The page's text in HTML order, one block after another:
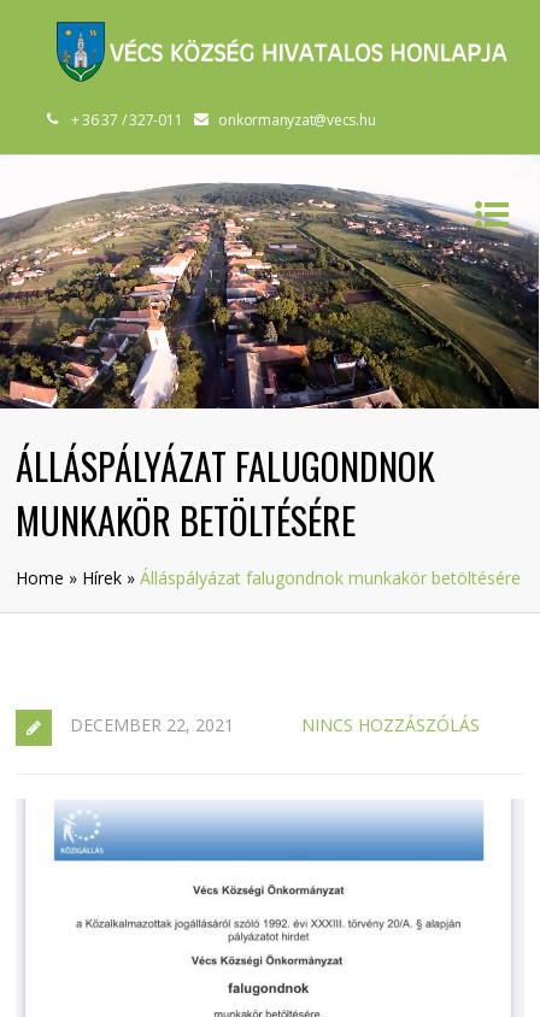
+ 36 37 / 327-011 onkormanyzat@vecs.hu
ÁLLÁSPÁLYÁZAT FALUGONDNOK
MUNKAKÖR BETÖLTÉSÉRE
Home » Hírek »Álláspályázat falugondnok munkakör betöltésére
DECEMBER 22, 2021 NINCS HOZZÁSZÓLÁS